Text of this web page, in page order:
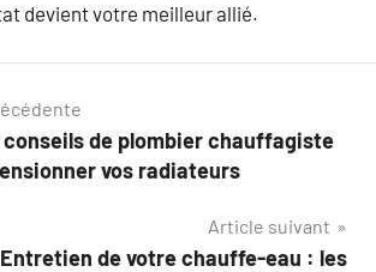
devient votre meilleur allié.
de plombier chauffagiste
vos radiateurs
Article suivant
Entretien de votre chauffe-eau : les